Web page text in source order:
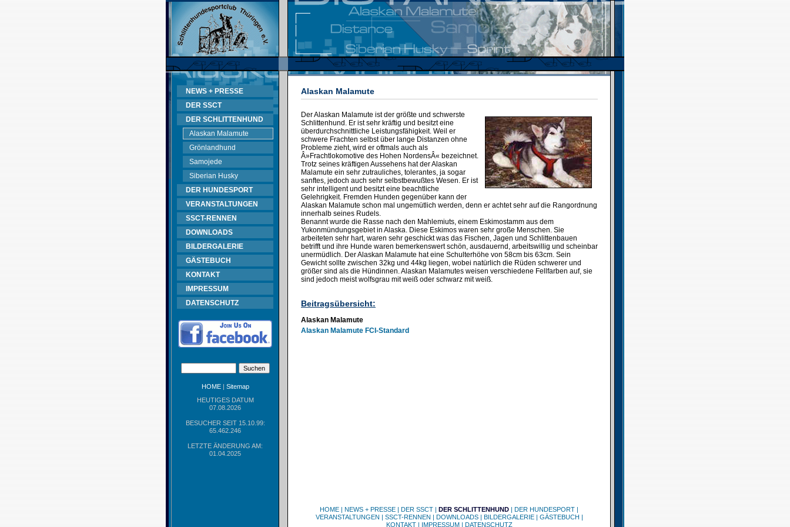
NEWS + PRESSE
DER SSCT
DER SCHLITTENHUND
Alaskan Malamute
Grönlandhund
Samojede
Siberian Husky
DER HUNDESPORT
VERANSTALTUNGEN
SSCT-RENNEN
DOWNLOADS
BILDERGALERIE
GÄSTEBUCH
KONTAKT
IMPRESSUM
DATENSCHUTZ
HOME| Sitemap
HEUTIGES DATUM
07.08.2026
BESUCHER SEIT 15.10.99:
65.462.246
LETZTE ÄNDERUNG AM:
01.04.2025
Alaskan Malamute
Der Alaskan Malamute ist der größte und schwerste
Schlittenhund. Er ist sehr kräftig und besitzt eine
überdurchschnittliche Leistungsfähigkeit. Weil er
schwere Frachten selbst über lange Distanzen ohne
Probleme zieht, wird er oftmals auch als
Â»Frachtlokomotive des Hohen NordensÂ« bezeichnet.
Trotz seines kräftigen Aussehens hat der Alaskan
Malamute ein sehr zutrauliches, tolerantes, ja sogar
sanftes, jedoch auch sehr selbstbewußtes Wesen. Er ist
sehr intelligent und besitzt eine beachtliche
Gelehrigkeit. Fremden Hunden gegenüber kann der
Alaskan Malamute schon mal ungemütlich werden, denn er achtet sehr auf die Rangordnung
innerhalb seines Rudels.
Benannt wurde die Rasse nach den Mahlemiuts, einem Eskimostamm aus dem
Yukonmündungsgebiet in Alaska. Diese Eskimos waren sehr große Menschen. Sie
arbeiteten sehr hart, waren sehr geschickt was das Fischen, Jagen und Schlittenbauen
betrifft und ihre Hunde waren bemerkenswert schön, ausdauernd, arbeitswillig und scheinbar
unermüdlich. Der Alaskan Malamute hat eine Schulterhöhe von 58cm bis 63cm. Sein
Gewicht sollte zwischen 32kg und 44kg liegen, wobei natürlich die Rüden schwerer und
größer sind als die Hündinnen. Alaskan Malamutes weisen verschiedene Fellfarben auf, sie
sind jedoch meist wolfsgrau mit weiß oder schwarz mit weiß.
Beitragsübersicht:
Alaskan Malamute
Alaskan Malamute FCI-Standard
HOME | NEWS + PRESSE | DER SSCT | DER SCHLITTENHUND | DER HUNDESPORT |
VERANSTALTUNGEN | SSCT-RENNEN | DOWNLOADS| BILDERGALERIE| GÄSTEBUCH |
KONTAKT| IMPRESSUM| DATENSCHUTZ